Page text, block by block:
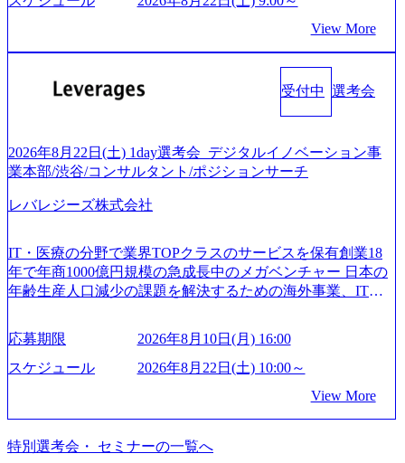
業支援 ※その他新規事業や既存デジタルトランスフォーメ
ーションの案件が多数 ● コンサルタント プロジェクトにお
プロジェクトにおける課題/リスク管理などを担当。 ● シニ
アコンサルタント プロジェクトメンバーとしてプロジェク
トの一領域を担う。主な作業としては、As-Is分析、仮説構
ィスカッションペ ーパーの作成などを担当。 ● 裁量権 弊社
は2019年11月に設立され、成長期といわれるフェーズにあ
ります。 事業・組織を拡大していく時期のため、メンバー
や組織がスケールしていく過程を体感できます。 また、希
参加できる環境です。 自ら案件を取り、プロジェクト体制
を作っていくことも可能です。 ● 事業会社機能にも携われ
る 弊社にはコンサルティング事業以外にもSaaSプロダク
ることも可能です。コンサルタントとしての経験を活かし
ながら自らプロダクト開発や自社の業務改善ができます。
(希望者のみとなります) ● BIG4・アクセンチュアをはじめ
います ● 平均年齢は35歳で、幅広い年齢の方が活躍してい
ます ● インダストリー・ソリューションで区切られていな
い組織です(ワンプール制) ● 海外事業拠点をシンガポールに
前まで)。 ※ただし、30代以上のコンサルファーム経験3年
以上の方はGAB受検免除、書類選考のみ。 書類選考通過後
に、GAB試験に合格している方へ1day選考会当日のご案内
をさせていただきます。 急速なグローバル化により既存事
業では成長戦略を描く事が困難になった大手企業をサポー
す。 (1)既存または新規大手事業会社から依頼された「経営
戦略」等のコンサルティング支援を行います。クライアン
トは各業界上位5社をターゲットとし、特にCXOクラスから
「新規事業戦略」「既存事業のトランスフォーメーショ
案件をメインとしたコンサルティングを行います ＜プロジ
ェクト一部抜粋＞ ・海外事業(新規・既存)事業のビジネス
モデル検討支援 ・金融領域におけるAIを活用した事業戦略
域における地域活性アプリ企画支援及び実行支援 ・ロボテ
援 ※その他新規事業や既存デジタルトランスフォーメーシ
ョンの案件が多数 ● マネージャー プロジェクトの管理者と
ケーション、成果物の品質管理、メンバーの育成などを担
手掛けたプロジェクトは「ファーストリテイリングにおけ
るグローバル化」「資生堂グループのDX化支援」「ヴィヴ
ンサルティング活動のみならず、2021年にはKDDIと合弁会
社「ARISE analytics」を設立し、人工知能とデータアナリテ
ジタル人材育成の支援も盛んに行う 採用資料 (https://www.ac
centure.com/content/dam/accenture/final/accenture-com/document-
いて (https://www.accenture.com/content/dam/accenture/final/caree
のキャリアブログ (https://www.accenture.com/jp-ja/blogs/japan-
careers-blog) 江川社長が語る「105点経営」 (https://business.ni
kkei.com/atcl/gen/19/00604/021600008/) 規模拡大で成功する理
由【コンサル業界俯瞰マップ】 (https://diamond.jp/articles/-/34
材が集結するワケ (https://markezine.jp/article/detail/45446) エン
ジニアからコンサルタントへ。会社に入って、何が変わっ
た？ (https://www.businessinsider.jp/post-288838) プラダ：ラグ
ジュアリー製品のパーソナライゼーション (https://www.acce
m/jp-ja/case-studies/consulting/taisho-pharmaceutical)（ストラテ
View More
受付中 選考会
2026年8月22日(土) 1day選考会_デジタルイノベーション事
業本部/渋谷/コンサルタント/ポジションサーチ
レバレジーズ株式会社
IT・医療の分野で業界TOPクラスのサービスを保有創業18
年で年商1000億円規模の急成長中のメガベンチャー 日本の
年齢生産人口減少の課題を解決するための海外事業、IT事
以上の事業を展開する オールインハウスの組織体制をとっ
ており社内で新しい事業開発などの人員調達できる 独立資
本経営をとっており、事業創造の自由度が高い https://storag
s/20240925162633_7242d0de-3e54-4f03-b076-00318d5c0dff_120
0x644.webp レバレジーズ株式会社 会社説明資料 (https://spea
kerdeck.com/leverages/leverages-hui-she-shao-jie-zi-liao-zhong-tu-
cai-yong-xiang-ke) 「働く人」「事業・サービス」「カルチャ
応募期限
2026年8月10日(月) 16:00
スケジュール
2026年8月22日(土) 10:00～
View More
特別選考会・ セミナーの一覧へ